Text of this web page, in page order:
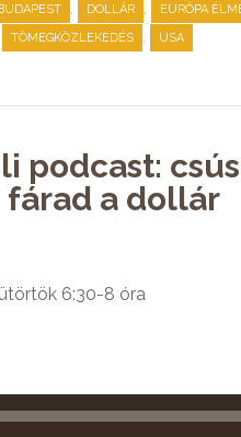
, DOLLÁR , EURÓPA
TÖMEGKÖZLEKEDÉS , USA
podcast:
a dollár
6:30-8 óra